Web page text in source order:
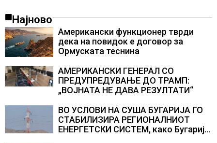
Најново
Американски функционер тврди
дека на повидок е договор за
Ормуската теснина
АМЕРИКАНСКИ ГЕНЕРАЛ СО
ПРЕДУПРЕДУВАЊЕ ДО ТРАМП:
„ВОЈНАТА НЕ ДАВА РЕЗУЛТАТИ“
ВО УСЛОВИ НА СУША БУГАРИЈА ГО
СТАБИЛИЗИРА РЕГИОНАЛНИОТ
ЕНЕРГЕТСКИ СИСТЕМ, како Бугарија